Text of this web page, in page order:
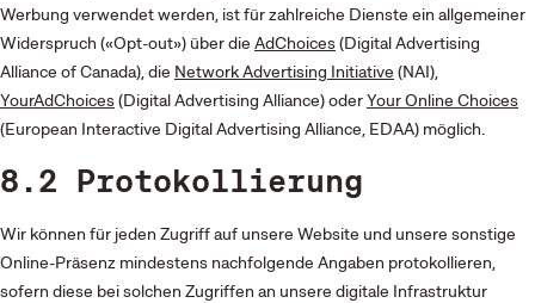
Werbung verwendet werden, ist für zahlreiche Dienste ein allgemeiner
Widerspruch («Opt-out») über die AdChoices(Digital Advertising
Alliance of Canada), die Network Advertising Initiative (NAI),
YourAdChoices(Digital Advertising Alliance) oderYour Online Choices
(European Interactive Digital Advertising Alliance, EDAA) möglich.
8.2 Protokollierung
Wir können für jeden Zugriff auf unsere Website und unsere sonstige
Online-Präsenz mindestens nachfolgende Angaben protokollieren,
sofern diese bei solchen Zugriffen an unsere digitale Infrastruktur